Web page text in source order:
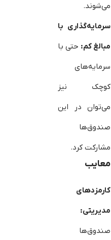
می‌شوند.
سرمایه‌گذاری با
مبالغ کم: حتی با
سرمایه‌های
کوچک نیز
می‌توان در این
صندوق‌ها
مشارکت کرد.
معایب
کارمزدهای
مدیریتی:
صندوق‌ها